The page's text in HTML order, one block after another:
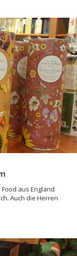
aus England
Auch die Herren